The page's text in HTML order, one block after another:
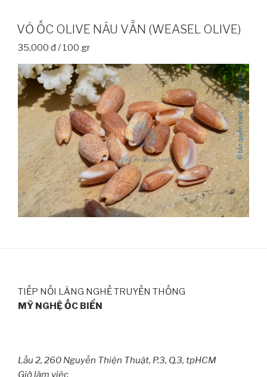
VỎ ỐC OLIVE NÂU VẰN (WEASEL OLIVE)
35,000 đ / 100 gr
TIẾP NỐI LÀNG NGHỀ TRUYỀN THỐNG
MỸ NGHỆ ỐC BIỂN
Lầu 2, 260 Nguyễn Thiện Thuật, P.3, Q.3, tpHCM
Giờ làm việc